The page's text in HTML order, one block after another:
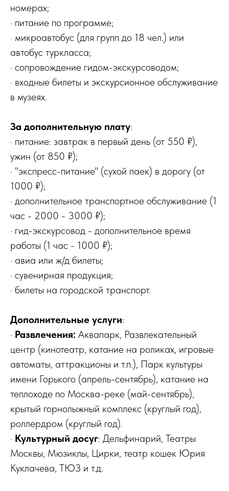
номерах;
· питание по программе;
· микроавтобус (для групп до 18 чел.) или
автобус туркласса;
· сопровождение гидом-экскурсоводом;
· входные билеты и экскурсионное обслуживание
в музеях.
За дополнительную плату:
· питание: завтрак в первый день (от 550 ₽),
ужин (от 850 ₽);
· "экспресс-питание" (сухой паек) в дорогу (от
1000 ₽);
· дополнительное транспортное обслуживание (1
час - 2000 - 3000 ₽);
· гид-экскурсовод - дополнительное время
работы (1 час - 1000 ₽);
· авиа или ж/д билеты;
· сувенирная продукция;
· билеты на городской транспорт.
Дополнительные услуги:
· Развлечения: Аквапарк, Развлекательный
центр (кинотеатр, катание на роликах, игровые
автоматы, аттракционы и т.п.), Парк культуры
имени Горького (апрель-сентябрь), катание на
теплоходе по Москва-реке (май-сентябрь),
крытый горнолыжный комплекс (круглый год),
роллердром (круглый год).
· Культурный досуг: Дельфинарий, Театры
Москвы, Мюзиклы, Цирки, театр кошек Юрия
Куклачева, ТЮЗ и т.д.